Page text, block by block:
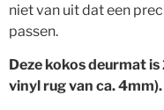
niet van uit dat een
passen.
Deze kokos deurmat
vinyl rug van ca. 4mm).